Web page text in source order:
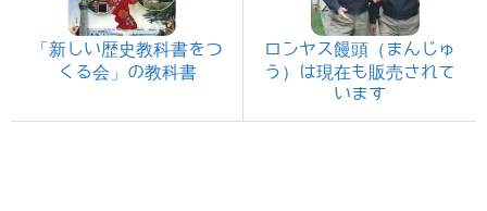
「新しい歴史教科書をつ
くる会」の教科書
ロンヤス饅頭（まんじゅ
う）は現在も販売されて
います